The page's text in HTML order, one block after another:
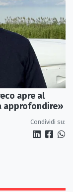
apre al
approfondire»
Condividi su: